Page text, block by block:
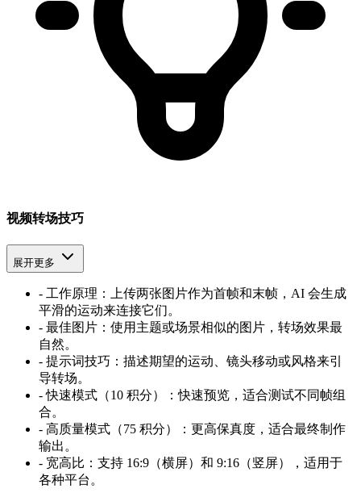
视频转场技巧
展开更多
- 工作原理：上传两张图片作为首帧和末帧，AI 会生成
平滑的运动来连接它们。
- 最佳图片：使用主题或场景相似的图片，转场效果最
自然。
- 提示词技巧：描述期望的运动、镜头移动或风格来引
导转场。
-快速模式（10 积分）：快速预览，适合测试不同帧组
合。
- 高质量模式（75 积分）：更高保真度，适合最终制作
输出。
- 宽高比：支持 16:9（横屏）和 9:16（竖屏），适用于
各种平台。